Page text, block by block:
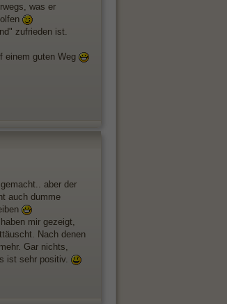
was er
zufrieden ist.
einem guten Weg
aber der
auch dumme
mir gezeigt,
Nach denen
Gar nichts,
ist sehr positiv.